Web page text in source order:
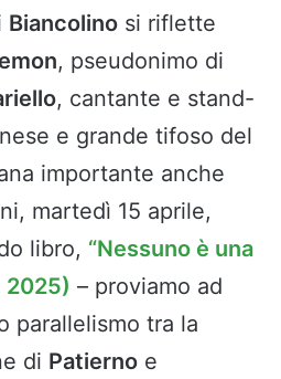
Biancolino si riflette
, pseudonimo di
, cantante e stand-
e grande tifoso del
importante anche
martedì 15 aprile,
libro, “Nessuno è una
2025) – proviamo ad
parallelismo tra la
di Patierno e